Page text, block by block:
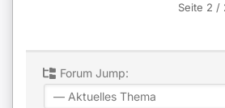
Seite 2 /
Forum Jump: